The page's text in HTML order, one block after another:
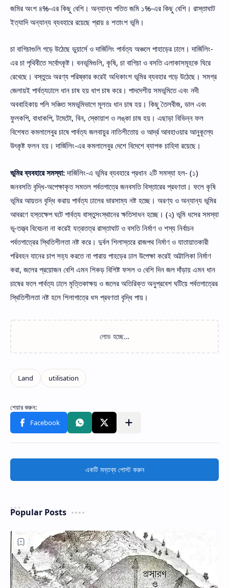
জমির অংশ ৪%-এর কিছু বেশি। অন্যান্য পতিত জমি ১%-এর কিছু বেশি। রাস্তাঘাট
ইত্যাদি অন্যান্য ব্যবহারে রয়েছে প্রায় ৪ শতাংশ ভূমি।
চা বাগিচাগুলি গড়ে উঠেছে ডুয়ার্সে ও দার্জিলিং পার্বত্য অঞ্চলে পাহাড়ের ঢালে। দার্জিলিং-
এর চা পৃথিবীতে সর্বোৎকৃষ্ট। বনভূমিগুলি, কৃষি, চা বাগিচা ও বসতি এলাকাসমূহকে ঘিরে
রেখেছে। বস্তুতঃ অরণ্য পরিষ্কার করেই অধিকাংশ ভূমির ব্যবহার গড়ে উঠেছে। সমগ্র
জেলায়ই পার্বত্যঢালে ধান চাষ হয় ধাপ চাষ করে। পাদদেশীয় সমভূমিতে এবং নদী
অববাহিকায় পলি সঞ্চিত সমভূমিভাগে মূলতঃ ধান চাষ হয়। কিছু তৈলবীজ, ডাল এবং
ফুলকপি, বাধাকপি, টমেটো, বিন, স্কোয়াশ ও লঙ্কা চাষ হয়। এছাড়া বিভিন্ন ফল
বিশেষত কমলালেবুর চাষে পার্বত্য জলবায়ুর নাতিশীতোয় ও আর্দ্র আবহাওয়ার আনুকূল্যে
উৎকৃষ্ট ফলন হয়। দার্জিলিং-এর কমলালেবুর দেশে বিদেশে ব্যাপক চাহিদা রয়েছে।
ভূমির ব্যবহারে সমস্যা:দার্জিলিং-এ ভূমির ব্যবহারে প্রধান ২টি সমস্যা হল- (১)
জনবসতি বৃদ্ধি-অপেক্ষাকৃত সমতল পর্বতগাত্রে জনবসতি বিস্তারের প্রবণতা। ফলে কৃষি
ভূমির আয়তন বৃদ্ধি করায় পার্বত্য ঢালের ভারসাম্য নষ্ট হচ্ছে। অরণ্য ও অন্যান্য ভূমির
আবরণে হস্তক্ষেপ ঘটে পার্বত্য বাস্তুসংস্থানের ক্ষতিসাধন হচ্ছে। (২) ভূমি ধসের সমস্যা
ভূ-তত্ত্ব বিবেচনা না করেই যত্রতত্র রাস্তাঘাট ও বসতি নির্মাণ ও শস্য নির্বাচন
পর্বতগাত্রের স্থিতিশীলতা নষ্ট করে। দুর্বল শিলাস্তরে রাজপথ নির্মাণ ও যাতায়াতকারী
পরিবহন যানের চাপ সহ্য করতে না পারায় পাহড়ের ঢাল উপেক্ষা করেই অট্টালিকা নির্মাণ
করা, জলের প্রয়োজন বেশি এমন শিকড় বিশিষ্ট ফসল ও বেশি দিন জল দাঁড়ায় এমন ধান
চাষের ফলে পার্বত্য ঢালে মৃত্তিকাক্ষয় ও জলের অতিরিক্ত অনুপ্রবেশ ঘটিয়ে পর্বতগাত্রের
স্থিতিশীলতা নষ্ট হলে শিলাগাত্রে ধস প্রবণতা বৃদ্ধি পায়।
একটি মন্তব্য পোস্ট করুন
Popular Posts